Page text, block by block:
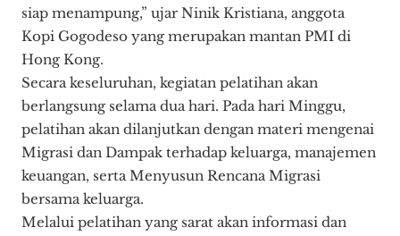
siap menampung,” ujar Ninik Kristiana, anggota
Kopi Gogodeso yang merupakan mantan PMI di
Hong Kong.
Secara keseluruhan, kegiatan pelatihan akan
berlangsung selama dua hari. Pada hari Minggu,
pelatihan akan dilanjutkan dengan materi mengenai
Migrasi dan Dampak terhadap keluarga, manajemen
keuangan, serta Menyusun Rencana Migrasi
bersama keluarga.
Melalui pelatihan yang sarat akan informasi dan